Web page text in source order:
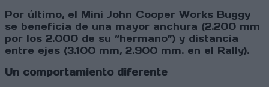
Por último, el Mini John Cooper Works Buggy
se beneficia de una mayor anchura (2.200 mm
por los 2.000 de su “hermano”) y distancia
entre ejes (3.100 mm, 2.900 mm. en el Rally).
Un comportamiento diferente